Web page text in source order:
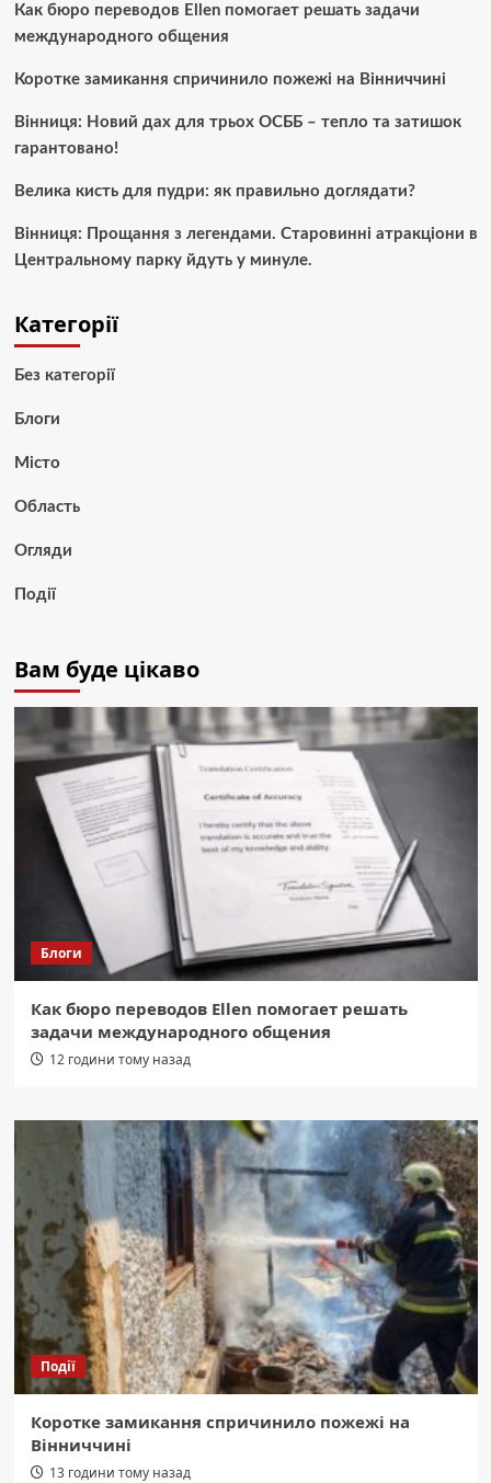
Как бюро переводов Ellen помогает решать задачи
международного общения
Коротке замикання спричинило пожежі на Вінниччині
Вінниця: Новий дах для трьох ОСББ – тепло та затишок
гарантовано!
Велика кисть для пудри: як правильно доглядати?
Вінниця: Прощання з легендами. Старовинні атракціони в
Центральному парку йдуть у минуле.
Категорії
Без категорії
Блоги
Місто
Область
Огляди
Події
Вам буде цікаво
Блоги
Как бюро переводов Ellen помогает решать
задачи международного общения
12 години тому назад
Події
Коротке замикання спричинило пожежі на
Вінниччині
13 години тому назад